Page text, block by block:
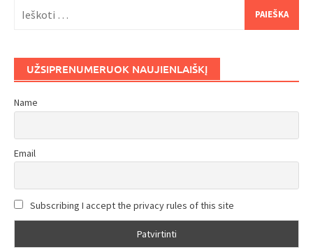
UŽSIPRENUMERUOK NAUJIENLAIŠKĮ
Name
Email
Subscribing I accept the privacy rules of this site